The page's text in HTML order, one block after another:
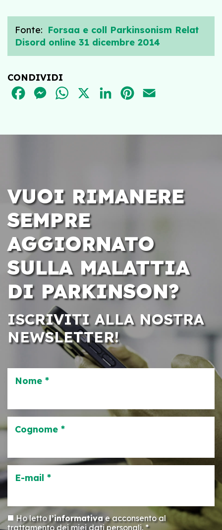
Fonte: Forsaa e coll Parkinsonism Relat
Disord online 31 dicembre 2014
CONDIVIDI
FACEBOOKMESSENGER
WHATSAPPLINKEDINPINTEREST
VUOI RIMANERE
SEMPRE
AGGIORNATO
SULLA MALATTIA
DI PARKINSON?
ISCRIVITI ALLA NOSTRA
NEWSLETTER!
Nome *
Cognome *
E-mail *
Ho lettol’informativae acconsento al
trattamento dei miei dati personali. *